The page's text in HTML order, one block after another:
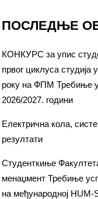
ПОСЛЕДЊЕ
КОНКУРС за упис
првог циклуса студија
року на ФПМ Требиње у
2026/2027. години
Електрична кола,
резултати
Студенткиње
менаџмент Требиње
на међународној